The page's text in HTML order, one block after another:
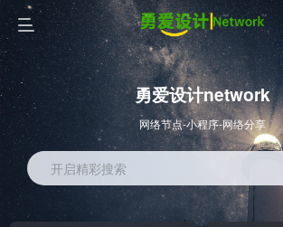
勇爱设计network
网络节点-小程序-网络分享
开启精彩搜索